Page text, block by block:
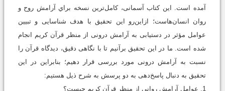
آمده است. این کتاب آسمانی، کامل‌ترین نسخه براي آرامش روح و
روان انسان‌هاست؛ ازاین‌رو این تحقیق با هدف شناسایی و تبیین
عوامل مؤثر در دستیابی به آرامش درونی از منظر قرآن کریم انجام
شده است. ما در این تحقیق برآنیم تا با نگاهی دقیق، دیدگاه قرآن را
نسبت به آرامش درونی مورد بررسی قرار دهیم؛ بنابراین در این
تحقیق به‌ دنبال پاسخ‌دهی به دو پرسش به شرح ذیل هستیم:
1. عوامل آرامش روانی از منظر قرآن کریم چیست؟